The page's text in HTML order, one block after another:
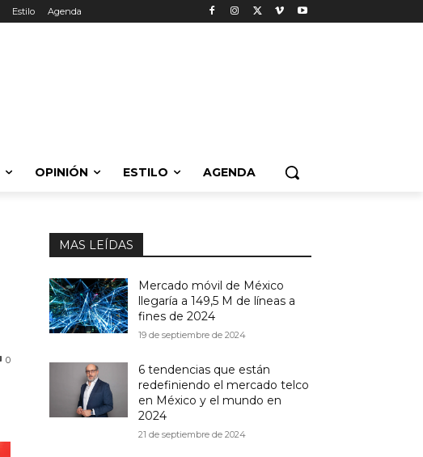
Estilo Agenda
OPINIÓN ESTILO AGENDA
0
MAS LEÍDAS
Mercado móvil de México
llegaría a 149,5 M de líneas a
fines de 2024
19 de septiembre de 2024
6 tendencias que están
redefiniendo el mercado telco
en México y el mundo en
2024
21 de septiembre de 2024